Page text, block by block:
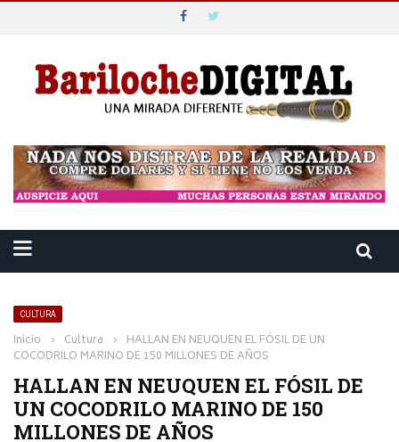
CULTURA
Inicio › Cultura › HALLAN EN NEUQUEN EL FÓSIL DE UN
COCODRILO MARINO DE 150 MILLONES DE AÑOS
HALLAN EN NEUQUEN EL FÓSIL DE
UN COCODRILO MARINO DE 150
MILLONES DE AÑOS